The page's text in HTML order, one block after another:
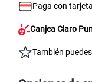
Paga con
Canjea Claro
También